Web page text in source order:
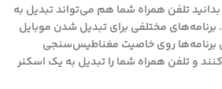
تلفن همراه شما هم می‌تواند تبدیل به
مختلفی برای تبدیل شدن موبایل
برنامه‌ها روی خاصیت مغناطیس‌سنجی
و تلفن همراه شما را تبدیل به یک اسکنر